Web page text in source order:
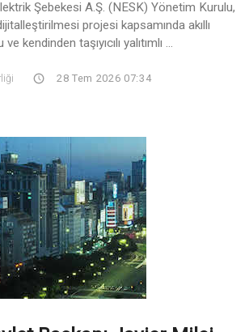
Şebekesi A.Ş. (NESK) Yönetim Kurulu,
projesi kapsamında akıllı
kendinden taşıyıcılı yalıtımlı ...
28 Tem 2026 07:34